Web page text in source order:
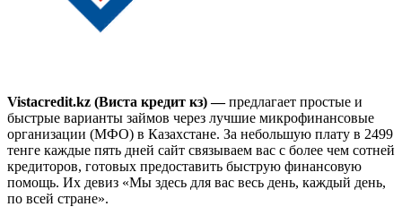
Vistacredit.kz (Виста кредит кз) —предлагает простые и
быстрые варианты займов через лучшие микрофинансовые
организации (МФО) в Казахстане. За небольшую плату в 2499
тенге каждые пять дней сайт связываем вас с более чем сотней
кредиторов, готовых предоставить быструю финансовую
помощь. Их девиз «Мы здесь для вас весь день, каждый день,
по всей стране».